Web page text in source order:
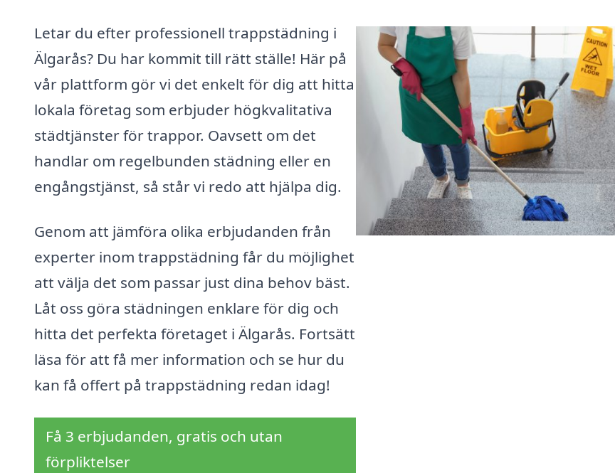
Letar du efter professionell trappstädning i
Älgarås? Du har kommit till rätt ställe! Här på
vår plattform gör vi det enkelt för dig att hitta
lokala företag som erbjuder högkvalitativa
städtjänster för trappor. Oavsett om det
handlar om regelbunden städning eller en
engångstjänst, så står vi redo att hjälpa dig.
Genom att jämföra olika erbjudanden från
experter inom trappstädning får du möjlighet
att välja det som passar just dina behov bäst.
Låt oss göra städningen enklare för dig och
hitta det perfekta företaget i Älgarås. Fortsätt
läsa för att få mer information och se hur du
kan få offert på trappstädning redan idag!
Få 3 erbjudanden, gratis och utan
förpliktelser